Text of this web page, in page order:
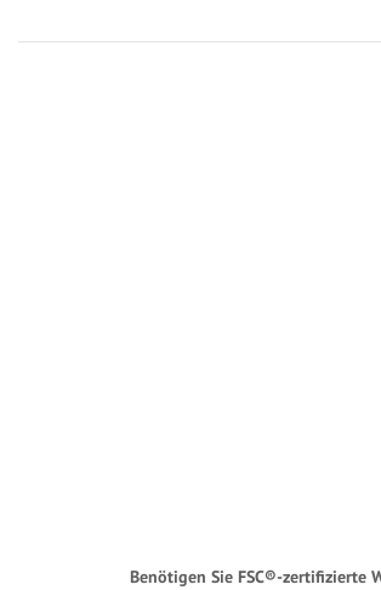
Benötigen Sie FSC®-zertifizierte